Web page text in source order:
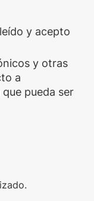
y acepto
y otras
a
pueda ser